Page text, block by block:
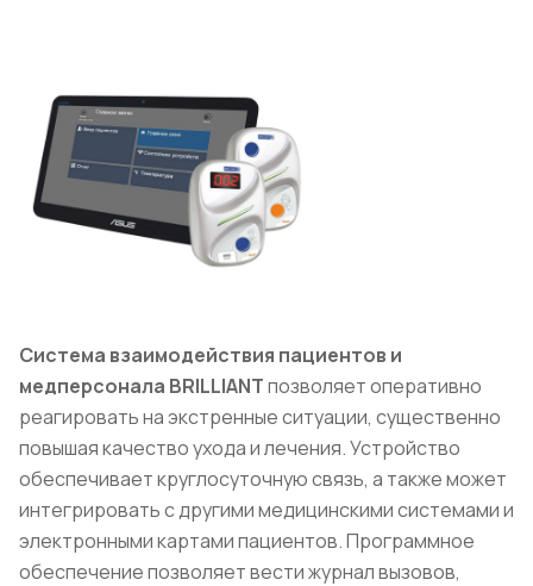
Система взаимодействия пациентов и
медперсонала BRILLIANTпозволяет оперативно
реагировать на экстренные ситуации, существенно
повышая качество ухода и лечения. Устройство
обеспечивает круглосуточную связь, а также может
интегрировать с другими медицинскими системами и
электронными картами пациентов. Программное
обеспечение позволяет вести журнал вызовов,